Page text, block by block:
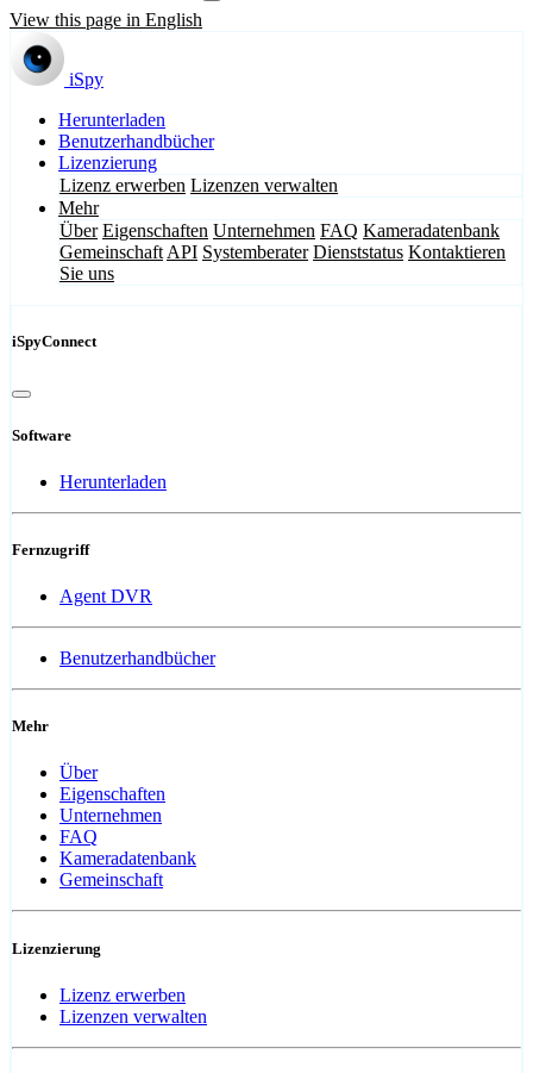
View this page in English
iSpy
Herunterladen
Benutzerhandbücher
Lizenzierung
Lizenz erwerben Lizenzen verwalten
Mehr
Über Eigenschaften Unternehmen FAQ Kameradatenbank
Gemeinschaft API Systemberater Dienststatus Kontaktieren
Sie uns
iSpyConnect
Software
Herunterladen
Fernzugriff
Agent DVR
Benutzerhandbücher
Mehr
Über
Eigenschaften
Unternehmen
FAQ
Kameradatenbank
Gemeinschaft
Lizenzierung
Lizenz erwerben
Lizenzen verwalten